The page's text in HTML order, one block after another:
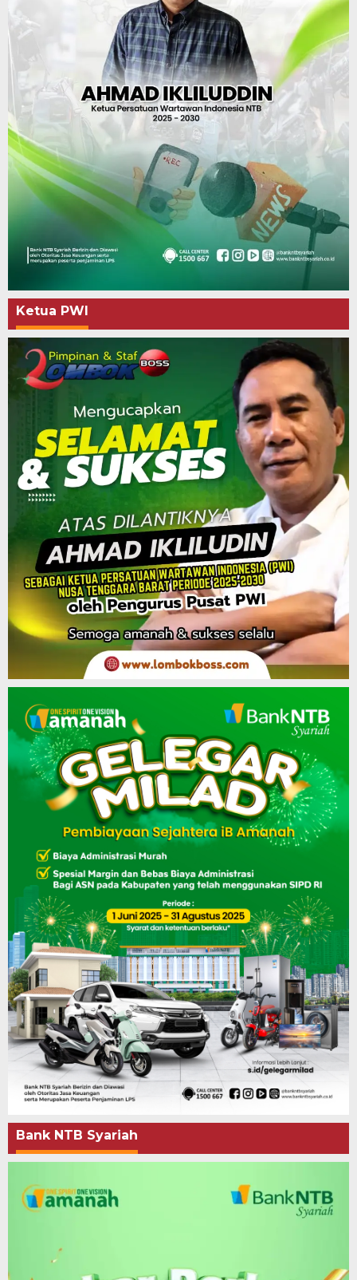
Ketua PWI
Bank NTB Syariah